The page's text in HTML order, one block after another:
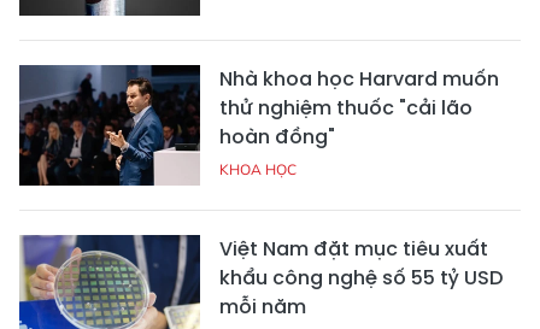
Nhà khoa học Harvard muốn
thử nghiệm thuốc "cải lão
hoàn đồng"
KHOA HỌC
Việt Nam đặt mục tiêu xuất
khẩu công nghệ số 55 tỷ USD
mỗi năm